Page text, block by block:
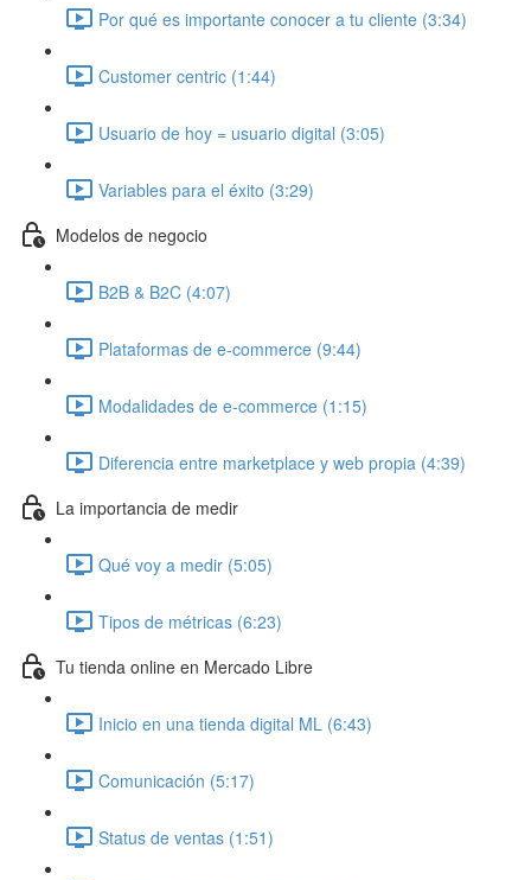
Por qué es importante conocer a tu cliente (3:34)
Customer centric (1:44)
Usuario de hoy = usuario digital (3:05)
Variables para el éxito (3:29)
Modelos de negocio
B2B & B2C (4:07)
Plataformas de e-commerce (9:44)
Modalidades de e-commerce (1:15)
Diferencia entre marketplace y web propia (4:39)
La importancia de medir
Qué voy a medir (5:05)
Tipos de métricas (6:23)
Tu tienda online en Mercado Libre
Inicio en una tienda digital ML (6:43)
Comunicación (5:17)
Status de ventas (1:51)